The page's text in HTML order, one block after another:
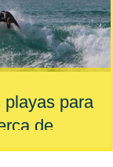
playas para
de